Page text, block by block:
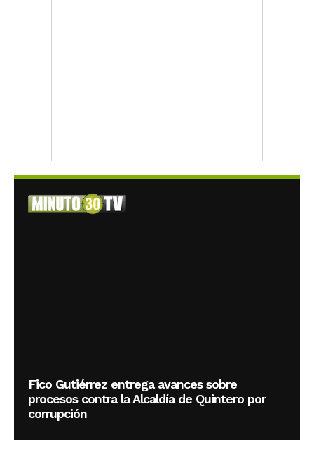
Fico Gutiérrez entrega avances sobre
procesos contra la Alcaldía de Quintero por
corrupción